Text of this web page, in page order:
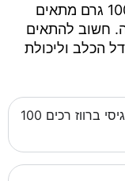
פודיס חטיף לכלב נגיסי ברווז רכים 100 גרם מתאים
חשוב להתאים
הכלב וליכולת
מתי כדאי לתת את פודיס חטיף לכלב נגיסי ברווז רכים 100